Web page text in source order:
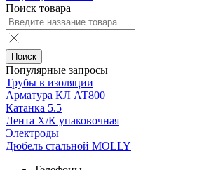
Поиск товара
Поиск
Популярные запросы
Трубы в изоляции
Арматура КЛ АТ800
Катанка 5.5
Лента Х/К упаковочная
Электроды
Дюбель стальной MOLLY